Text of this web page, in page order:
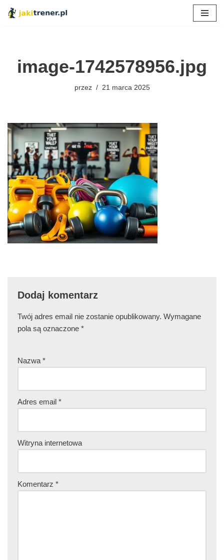
image-1742578956.jpg
przez 21 marca 2025
Dodaj komentarz
Twój adres email nie zostanie opublikowany. Wymagane
pola są oznaczone *
Nazwa *
Adres email *
Witryna internetowa
Komentarz *